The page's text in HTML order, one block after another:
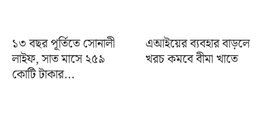
১৩ বছর পূর্তিতে সোনালী
লাইফ, সাত মাসে ২৫৯
কোটি টাকার...
এআইয়ের ব্যবহার বাড়লে
খরচ কমবে বীমা খাতে